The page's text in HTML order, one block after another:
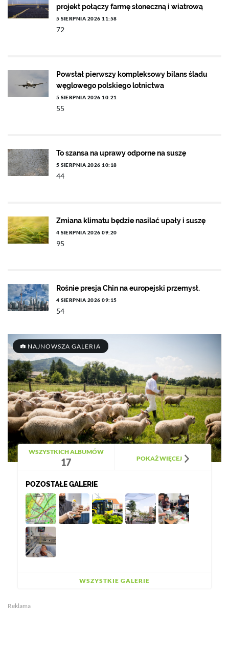
projekt połączy farmę słoneczną i wiatrową
5 SIERPNIA 2026 11:58
72
Powstał pierwszy kompleksowy bilans śladu
węglowego polskiego lotnictwa
5 SIERPNIA 2026 10:21
55
To szansa na uprawy odporne na suszę
5 SIERPNIA 2026 10:18
44
Zmiana klimatu będzie nasilać upały i suszę
4 SIERPNIA 2026 09:20
95
Rośnie presja Chin na europejski przemysł.
4 SIERPNIA 2026 09:15
54
NAJNOWSZA GALERIA
WSZYSTKICH ALBUMÓW
17 POKAŻ WIĘCEJ
POZOSTAŁE GALERIE
WSZYSTKIE GALERIE
Reklama